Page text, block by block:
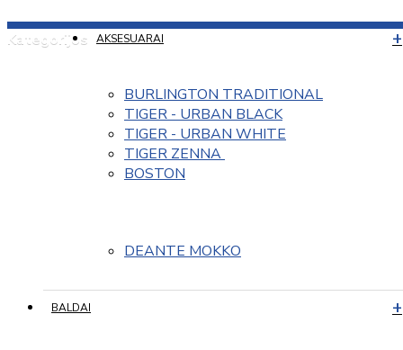
Kategorijos AKSESUARAI
BURLINGTON TRADITIONAL
TIGER - URBAN BLACK
TIGER - URBAN WHITE
TIGER ZENNA
BOSTON
DEANTE MOKKO
BALDAI